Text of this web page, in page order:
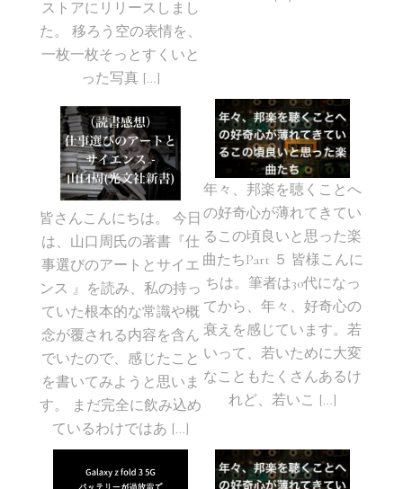
ストアにリリースしまし
た。 移ろう空の表情を、
一枚一枚そっとすくいと
った写真 […]
皆さんこんにちは。 今日
は、山口周氏の著書『仕
事選びのアートとサイエ
ンス 』を読み、私の持っ
ていた根本的な常識や概
念が覆される内容を含ん
でいたので、感じたこと
を書いてみようと思いま
す。 まだ完全に飲み込め
ているわけではあ […]
年々、邦楽を聴くことへ
の好奇心が薄れてきてい
るこの頃良いと思った楽
曲たちPart ５ 皆様こんに
ちは。筆者は30代になっ
てから、年々、好奇心の
衰えを感じています。若
いって、若いために大変
なこともたくさんあるけ
れど、若いこ […]